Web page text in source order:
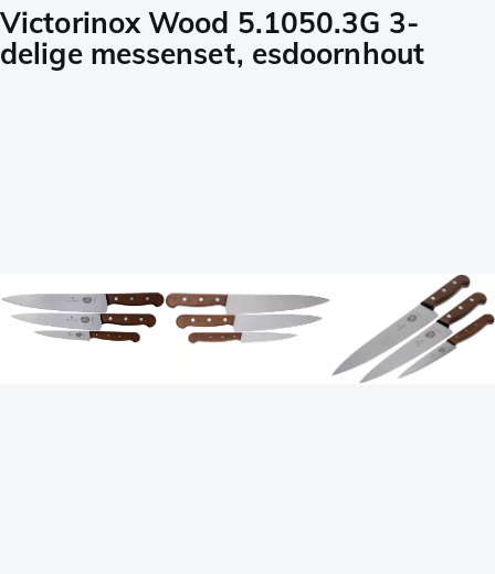
Victorinox Wood 5.1050.3G 3-
delige messenset, esdoornhout